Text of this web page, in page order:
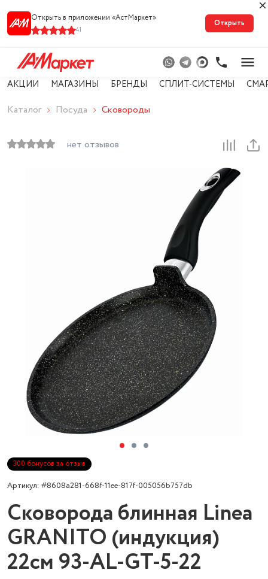
Открыть в приложении «АстМарке‪т‬»
41
Открыть
АКЦИИ МАГАЗИНЫ БРЕНДЫ СПЛИТ-СИСТЕМЫ
Каталог Посуда Сковороды
нет отзывов
300 бонусов за отзыв
Артикул: #8608a281-668f-11ee-817f-005056b757db
Сковорода блинная Linea
GRANITO (индукция)
22см 93-AL-GT-5-22